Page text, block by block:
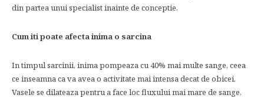
din partea unui specialist inainte de conceptie.
Cum iti poate afecta inima o sarcina
In timpul sarcinii, inima pompeaza cu 40% mai multe sange, ceea
ce inseamna ca va avea o activitate mai intensa decat de obicei.
Vasele se dilateaza pentru a face loc fluxului mai mare de sange,